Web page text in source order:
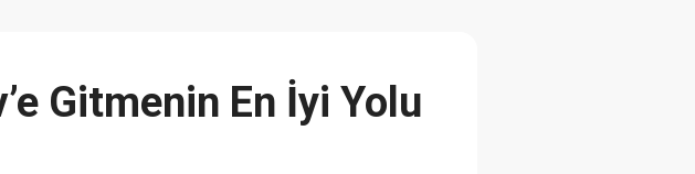
Gitmenin En İyi Yolu